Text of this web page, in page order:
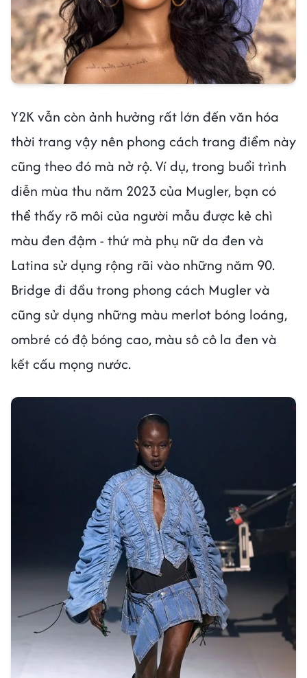
Y2K vẫn còn ảnh hưởng rất lớn đến văn hóa
thời trang vậy nên phong cách trang điểm này
cũng theo đó mà nở rộ. Ví dụ, trong buổi trình
diễn mùa thu năm 2023 của Mugler, bạn có
thể thấy rõ môi của người mẫu được kẻ chì
màu đen đậm - thứ mà phụ nữ da đen và
Latina sử dụng rộng rãi vào những năm 90.
Bridge đi đầu trong phong cách Mugler và
cũng sử dụng những màu merlot bóng loáng,
ombré có độ bóng cao, màu sô cô la đen và
kết cấu mọng nước.